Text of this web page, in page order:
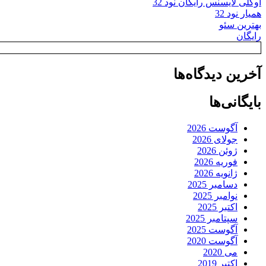
همیار نود 32
بهترین سئو
رایگان
آخرین دیدگاه‌ها
بایگانی‌ها
آگوست 2026
جولای 2026
ژوئن 2026
فوریه 2026
ژانویه 2026
دسامبر 2025
نوامبر 2025
اکتبر 2025
سپتامبر 2025
آگوست 2025
آگوست 2020
می 2020
اکتبر 2019